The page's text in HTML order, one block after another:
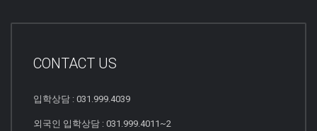
CONTACT US
입학상담 : 031.999.4039
외국인 입학상담 : 031.999.4011~2